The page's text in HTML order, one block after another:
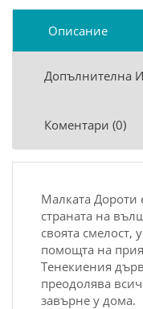
Описание
Допълнителна
Коментари (0)
Малката Дороти
страната на
своята смелост,
помощта на
Тенекиения
преодолява
завърне у дома.